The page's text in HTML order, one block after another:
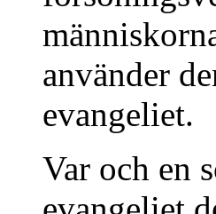
använder
evangeliet.
Var och en